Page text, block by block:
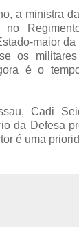
a ministra
maior da
os
é o
Cadi
da Defesa
é uma